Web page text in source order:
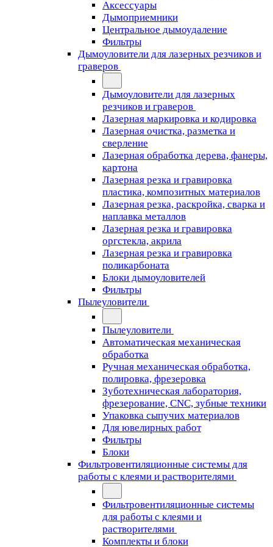
Аксессуары
Дымоприемники
Центральное дымоудаление
Фильтры
Дымоуловители для лазерных резчиков и
граверов
Дымоуловители для лазерных
резчиков и граверов
Лазерная маркировка и кодировка
Лазерная очистка, разметка и
сверление
Лазерная обработка дерева, фанеры,
картона
Лазерная резка и гравировка
пластика, композитных материалов
Лазерная резка, раскройка, сварка и
наплавка металлов
Лазерная резка и гравировка
оргстекла, акрила
Лазерная резка и гравировка
поликарбоната
Блоки дымоуловителей
Фильтры
Пылеуловители
Пылеуловители
Автоматическая механическая
обработка
Ручная механическая обработка,
полировка, фрезеровка
Зуботехническая лаборатория,
фрезерование, CNC, зубные техники
Упаковка сыпучих материалов
Для ювелирных работ
Фильтры
Блоки
Фильтровентиляционные системы для
работы с клеями и растворителями
Фильтровентиляционные системы
для работы с клеями и
растворителями
Комплекты и блоки